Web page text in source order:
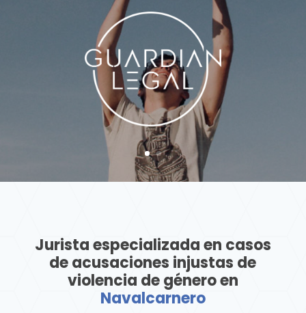
Jurista especializada en casos
de acusaciones injustas de
violencia de género en
Navalcarnero